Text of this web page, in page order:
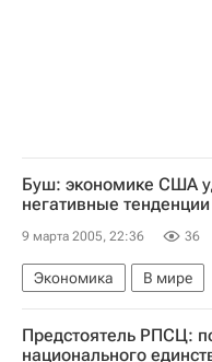
Буш: экономике США
негативные тенденции
9 марта 2005, 22:36 36
Экономика В мире
Предстоятель РПСЦ:
национального